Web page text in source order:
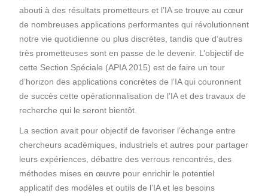
abouti à des résultats prometteurs et l’IA se trouve au cœur
de nombreuses applications performantes qui révolutionnent
notre vie quotidienne ou plus discrètes, tandis que d’autres
très prometteuses sont en passe de le devenir. L’objectif de
cette Section Spéciale (APIA 2015) est de faire un tour
d’horizon des applications concrètes de l’IA qui couronnent
de succès cette opérationnalisation de l’IA et des travaux de
recherche qui le seront bientôt.
La section avait pour objectif de favoriser l’échange entre
chercheurs académiques, industriels et autres pour partager
leurs expériences, débattre des verrous rencontrés, des
méthodes mises en œuvre pour enrichir le potentiel
applicatif des modèles et outils de l’IA et les besoins